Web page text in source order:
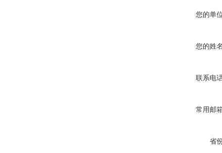
您的单
您的姓
联系电
常用邮
省